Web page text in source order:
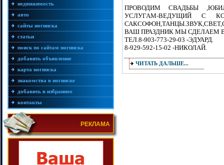
недвижимость
авто
сайты ногинска
статьи
поиск по сайтам ногинска
добавить объявление
карта ногинска
знакомства в ногинске
добавить в избранное
контакты
РЕКЛАМА
ПРОВОДИМ СВАДЬБЫ
УСЛУГАМ-ВЕДУЩИЙ С
ВАШ ПРАЗДНИК МЫ СДЕЛАЕМ
ТЕЛ.8-903-773-29-03 -ЭДУАРД.
8-929-592-15-02 -НИКОЛАЙ.
ЧИТАТЬ ДАЛЬШЕ...